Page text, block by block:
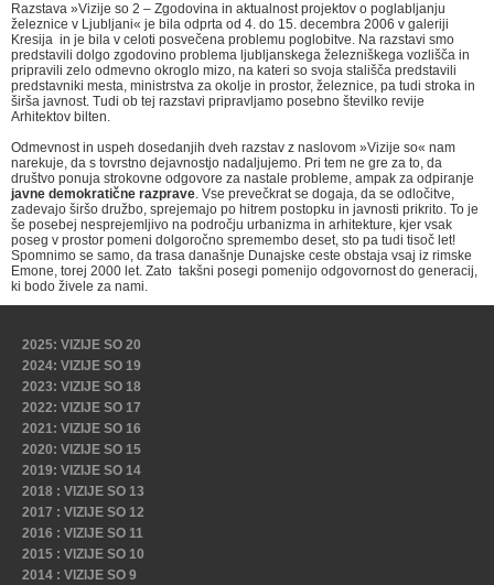
Razstava »Vizije so 2 – Zgodovina in aktualnost projektov o poglabljanju
železnice v Ljubljani« je bila odprta od 4. do 15. decembra 2006 v galeriji
Kresija in je bila v celoti posvečena problemu poglobitve. Na razstavi smo
predstavili dolgo zgodovino problema ljubljanskega železniškega vozlišča in
pripravili zelo odmevno okroglo mizo, na kateri so svoja stališča predstavili
predstavniki mesta, ministrstva za okolje in prostor, železnice, pa tudi stroka in
širša javnost. Tudi ob tej razstavi pripravljamo posebno številko revije
Arhitektov bilten.
Odmevnost in uspeh dosedanjih dveh razstav z naslovom »Vizije so« nam
narekuje, da s tovrstno dejavnostjo nadaljujemo. Pri tem ne gre za to, da
društvo ponuja strokovne odgovore za nastale probleme, ampak za odpiranje
javne demokratične razprave. Vse prevečkrat se dogaja, da se odločitve,
zadevajo širšo družbo, sprejemajo po hitrem postopku in javnosti prikrito. To je
še posebej nesprejemljivo na področju urbanizma in arhitekture, kjer vsak
poseg v prostor pomeni dolgoročno spremembo deset, sto pa tudi tisoč let!
Spomnimo se samo, da trasa današnje Dunajske ceste obstaja vsaj iz rimske
Emone, torej 2000 let. Zato takšni posegi pomenijo odgovornost do generacij,
ki bodo živele za nami.
2025: VIZIJE SO 20
2024: VIZIJE SO 19
2023: VIZIJE SO 18
2022: VIZIJE SO 17
2021: VIZIJE SO 16
2020: VIZIJE SO 15
2019: VIZIJE SO 14
2018 : VIZIJE SO 13
2017 : VIZIJE SO 12
2016 : VIZIJE SO 11
2015 : VIZIJE SO 10
2014 : VIZIJE SO 9